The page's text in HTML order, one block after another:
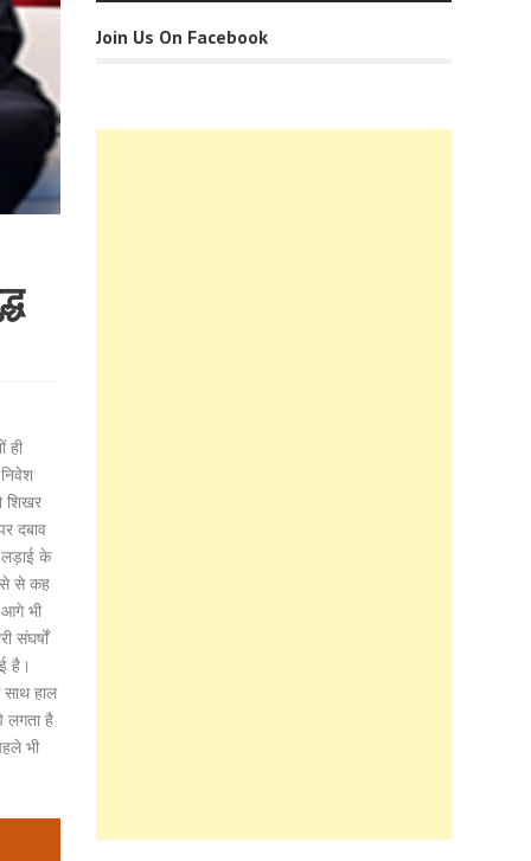
ही
शिखर
दबाव
लड़ाई के
से कह
आगे भी
संघर्षों
है।
हाल
लगता है
भी
Join Us On Facebook